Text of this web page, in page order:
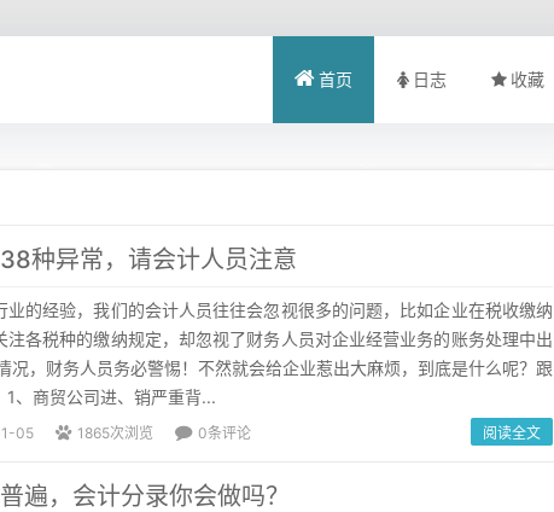
首页 日志 收藏
种异常，请会计人员注意
业的经验，我们的会计人员往往会忽视很多的问题，比如企业在税收缴纳
注各税种的缴纳规定，却忽视了财务人员对企业经营业务的账务处理中出
况，财务人员务必警惕！不然就会给企业惹出大麻烦，到底是什么呢？跟
、商贸公司进、销严重背...
05 1865次浏览 0条评论 阅读全文
遍，会计分录你会做吗？